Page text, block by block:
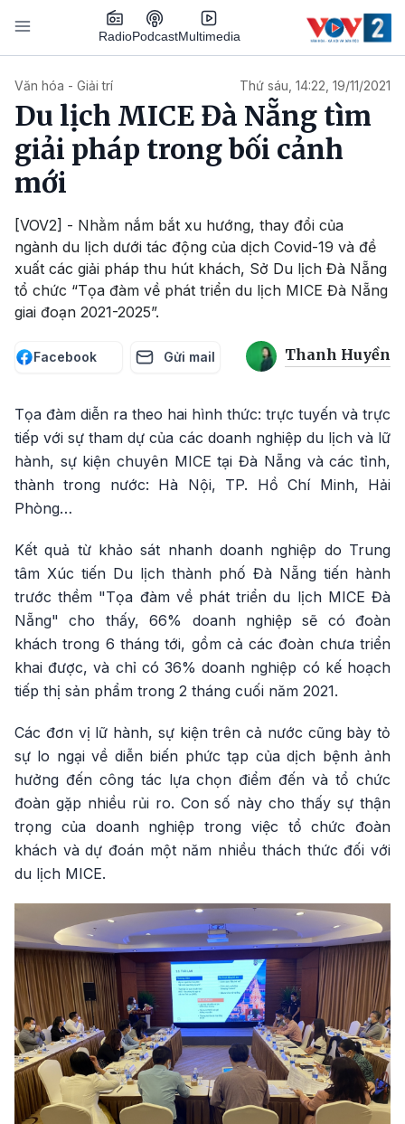
Nhảy đến nội dung
RadioPodcastMultimedia
Văn hóa - Giải trí Thứ sáu, 14:22, 19/11/2021
Du lịch MICE Đà Nẵng tìm
giải pháp trong bối cảnh
mới
[VOV2] - Nhằm nắm bắt xu hướng, thay đổi của
ngành du lịch dưới tác động của dịch Covid-19 và đề
xuất các giải pháp thu hút khách, Sở Du lịch Đà Nẵng
tổ chức “Tọa đàm về phát triển du lịch MICE Đà Nẵng
giai đoạn 2021-2025”.
Facebook Gửi mail Thanh Huyền
Tọa đàm diễn ra theo hai hình thức: trực tuyến và trực
tiếp với sự tham dự của các doanh nghiệp du lịch và lữ
hành, sự kiện chuyên MICE tại Đà Nẵng và các tỉnh,
thành trong nước: Hà Nội, TP. Hồ Chí Minh, Hải
Phòng…
Kết quả từ khảo sát nhanh doanh nghiệp do Trung
tâm Xúc tiến Du lịch thành phố Đà Nẵng tiến hành
trước thềm "Tọa đàm về phát triển du lịch MICE Đà
Nẵng" cho thấy, 66% doanh nghiệp sẽ có đoàn
khách trong 6 tháng tới, gồm cả các đoàn chưa triển
khai được, và chỉ có 36% doanh nghiệp có kế hoạch
tiếp thị sản phẩm trong 2 tháng cuối năm 2021.
Các đơn vị lữ hành, sự kiện trên cả nước cũng bày tỏ
sự lo ngại về diễn biến phức tạp của dịch bệnh ảnh
hưởng đến công tác lựa chọn điểm đến và tổ chức
đoàn gặp nhiều rủi ro. Con số này cho thấy sự thận
trọng của doanh nghiệp trong việc tổ chức đoàn
khách và dự đoán một năm nhiều thách thức đối với
du lịch MICE.